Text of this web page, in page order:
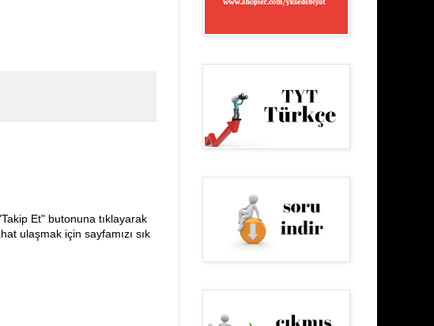
Et" butonuna tıklayarak
ulaşmak için sayfamızı sık